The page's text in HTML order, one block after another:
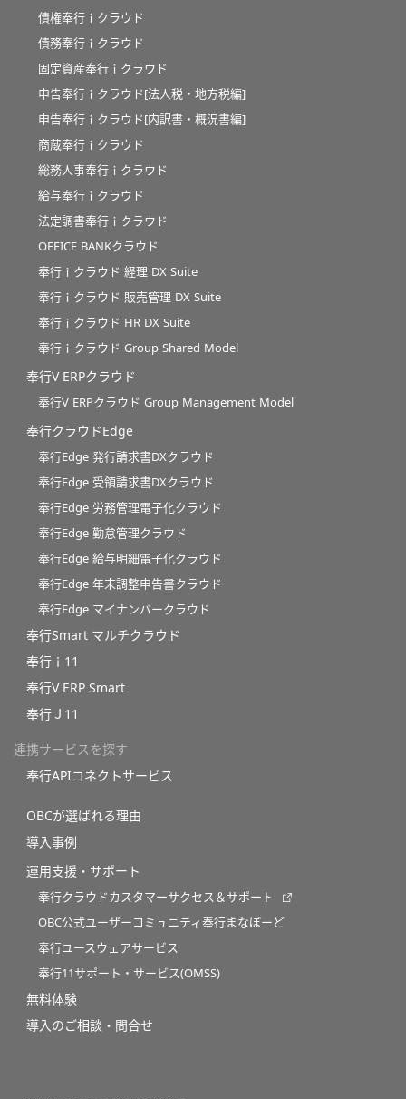
債権奉行ｉクラウド
債務奉行ｉクラウド
固定資産奉行ｉクラウド
申告奉行ｉクラウド[法人税・地方税編]
申告奉行ｉクラウド[内訳書・概況書編]
商蔵奉行ｉクラウド
総務人事奉行ｉクラウド
給与奉行ｉクラウド
法定調書奉行ｉクラウド
OFFICE BANKクラウド
奉行ｉクラウド 経理 DX Suite
奉行ｉクラウド 販売管理 DX Suite
奉行ｉクラウド HR DX Suite
奉行ｉクラウド Group Shared Model
奉行V ERPクラウド
奉行V ERPクラウド Group Management Model
奉行クラウドEdge
奉行Edge 発行請求書DXクラウド
奉行Edge 受領請求書DXクラウド
奉行Edge 労務管理電子化クラウド
奉行Edge 勤怠管理クラウド
奉行Edge 給与明細電子化クラウド
奉行Edge 年末調整申告書クラウド
奉行Edge マイナンバークラウド
奉行Smart マルチクラウド
奉行ｉ11
奉行V ERP Smart
奉行Ｊ11
連携サービスを探す
奉行APIコネクトサービス
OBCが選ばれる理由
導入事例
運用支援・サポート
奉行クラウドカスタマーサクセス＆サポート
OBC公式ユーザーコミュニティ奉行まなぼーど
奉行ユースウェアサービス
奉行11サポート・サービス(OMSS)
無料体験
導入のご相談・問合せ